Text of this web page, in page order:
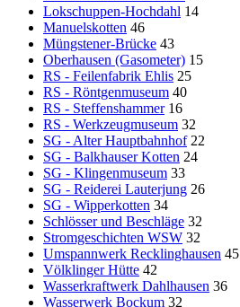
Lokschuppen-Hochdahl 14
Manuelskotten 46
Müngstener-Brücke 43
Oberhausen (Gasometer) 15
RS - Feilenfabrik Ehlis 25
RS - Röntgenmuseum 40
RS - Steffenshammer 16
RS - Werkzeugmuseum 32
SG - Alter Hauptbahnhof 22
SG - Balkhauser Kotten 24
SG - Klingenmuseum 33
SG - Reiderei Lauterjung 26
SG - Wipperkotten 34
Schlösser und Beschläge 32
Stromgeschichten WSW 32
Umspannwerk Recklinghausen 45
Völklinger Hütte 42
Wasserkraftwerk Dahlhausen 36
Wasserwerk Bockum 32